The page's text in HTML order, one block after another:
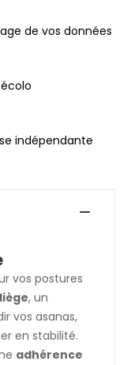
de vos données
indépendante
vos postures
, un
vos asanas,
en stabilité.
adhérence